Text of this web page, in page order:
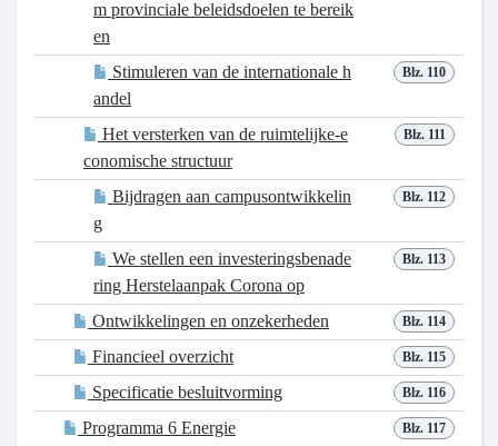
m provinciale beleidsdoelen te bereik
en
Blz. 110
Stimuleren van de internationale h
andel
Blz. 111
Het versterken van de ruimtelijke-e
conomische structuur
Blz. 112
Bijdragen aan campusontwikkelin
g
Blz. 113
We stellen een investeringsbenade
ring Herstelaanpak Corona op
Blz. 114
Ontwikkelingen en onzekerheden
Blz. 115
Financieel overzicht
Blz. 116
Specificatie besluitvorming
Blz. 117
Programma 6 Energie